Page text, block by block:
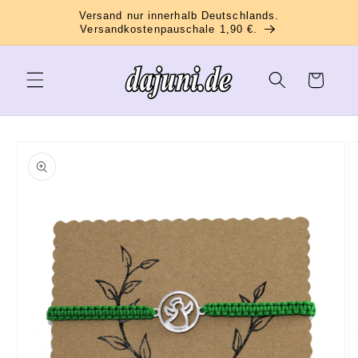
Versand nur innerhalb Deutschlands.
Versandkostenpauschale 1,90 €.
Warenkorb